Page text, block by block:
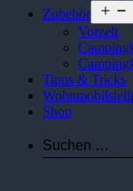
Zubehör
Vorzelt
Tipps & Tricks
Shop
Suchen …